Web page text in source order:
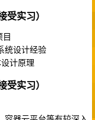
受实习）
统设计经验
计原理
受实习）